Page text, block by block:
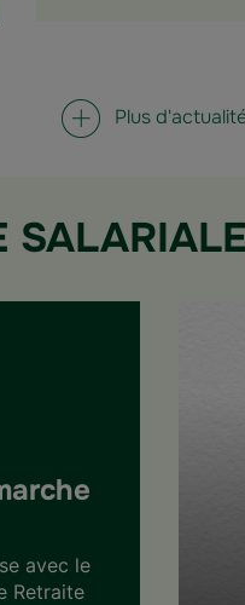
Plus
avec le
Retraite